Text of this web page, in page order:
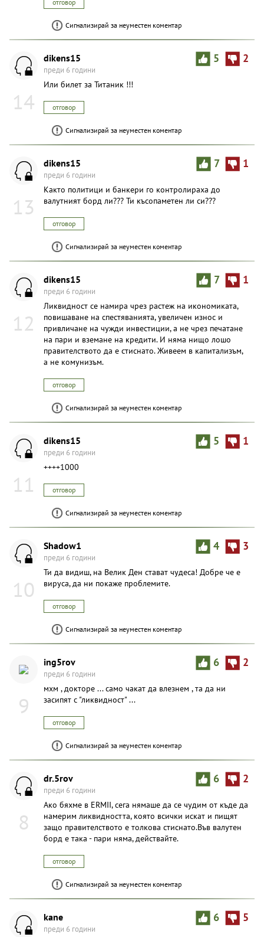
отговор
Сигнализирай за неуместен коментар
14
5 2
dikens15
преди 6 години
Или билет за Титаник !!!
отговор
Сигнализирай за неуместен коментар
13
7 1
dikens15
преди 6 години
Както политици и банкери го контролираха до
валутният борд ли??? Ти късопаметен ли си???
отговор
Сигнализирай за неуместен коментар
12
7 1
dikens15
преди 6 години
Ликвидност се намира чрез растеж на икономиката,
повишаване на спестяванията, увеличен износ и
привличане на чужди инвестиции, а не чрез печатане
на пари и вземане на кредити. И няма нищо лошо
правителството да е стиснато. Живеем в капитализъм,
а не комунизъм.
отговор
Сигнализирай за неуместен коментар
11
5 1
dikens15
преди 6 години
++++1000
отговор
Сигнализирай за неуместен коментар
10
4 3
Shadow1
преди 6 години
Ти да видиш, на Велик Ден стават чудеса! Добре че е
вируса, да ни покаже проблемите.
отговор
Сигнализирай за неуместен коментар
9
6 2
ing5rov
преди 6 години
мхм , докторе ... само чакат да влезнем , та да ни
засипят с "ликвидност" ...
отговор
Сигнализирай за неуместен коментар
8
6 2
dr.5rov
преди 6 години
Ако бяхме в ERMII, сега нямаше да се чудим от къде да
намерим ликвидността, която всички искат и пищят
защо правителството е толкова стиснато.Във валутен
борд е така - пари няма, действайте.
отговор
Сигнализирай за неуместен коментар
6 5
kane
преди 6 години